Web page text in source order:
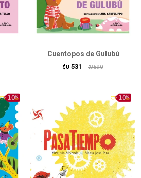
Cuentopos de Gulubú
$U 531 $U 590